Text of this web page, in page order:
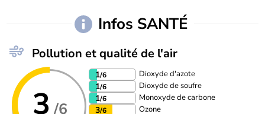
Infos SANTÉ
Pollution et qualité de l'air
3 /6
1/6 Dioxyde d'azote
1/6 Dioxyde de soufre
1/6 Monoxyde de carbone
3/6 Ozone